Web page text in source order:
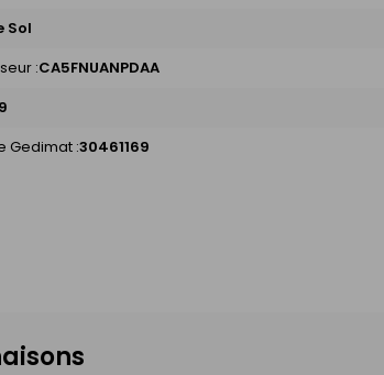
Sol
:CA5FNUANPDAA
Gedimat :30461169